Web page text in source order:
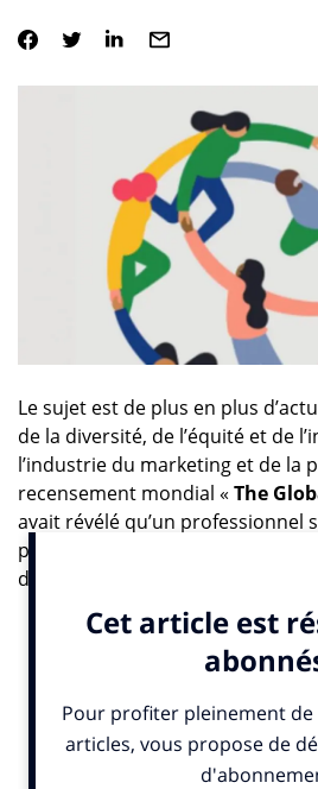
Le sujet est de plus en plus
de la diversité, de l’équité et de
l’industrie du marketing et de la
recensement mondial « The
avait révélé qu’un professionnel
probablement son entreprise et
d’un manque de diversité et
également identifié que les
de discrimination étaient subies
l’âge et des responsabilités de
malades) ainsi que sur la base de
ethnique et du handicap.
recensement, une Charte